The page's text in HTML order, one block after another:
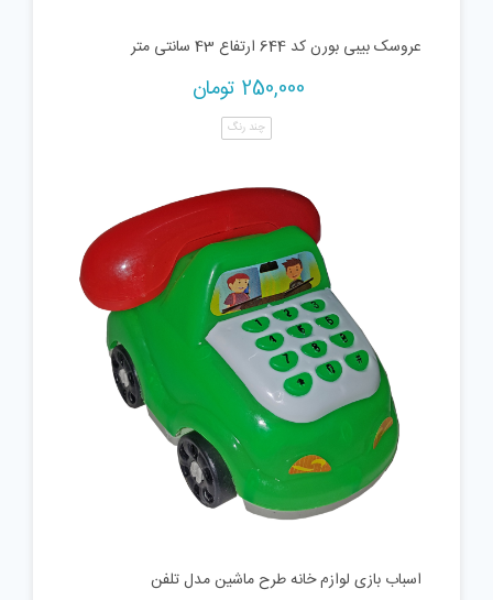
عروسک بیبی بورن کد 644 ارتفاع 43 سانتی متر
250,000 تومان
چند رنگ
اسباب بازی لوازم خانه طرح ماشین مدل تلفن